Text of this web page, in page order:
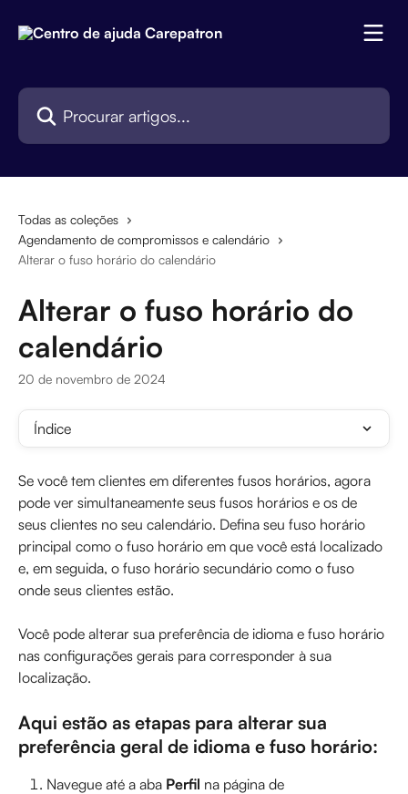
Procurar artigos...
Todas as coleções
Agendamento de compromissos e calendário
Alterar o fuso horário do calendário
Alterar o fuso horário do
calendário
20 de novembro de 2024
Índice
Se você tem clientes em diferentes fusos horários, agora
pode ver simultaneamente seus fusos horários e os de
seus clientes no seu calendário. Defina seu fuso horário
principal como o fuso horário em que você está localizado
e, em seguida, o fuso horário secundário como o fuso
onde seus clientes estão.
Você pode alterar sua preferência de idioma e fuso horário
nas configurações gerais para corresponder à sua
localização.
Aqui estão as etapas para alterar sua
preferência geral de idioma e fuso horário:
Navegue até a aba Perfil na página de